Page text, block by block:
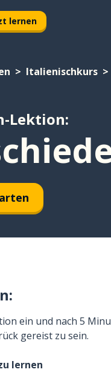
lernen
Italienischkurs
Lektion:
ein und nach 5
gereist zu sein.
lernen